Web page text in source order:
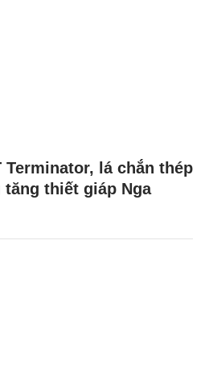
Terminator, lá chắn thép
thiết giáp Nga